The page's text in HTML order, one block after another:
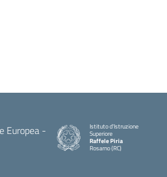
Istituto d'Istruzione
Superiore
Raffele Piria
Rosarno (RC)